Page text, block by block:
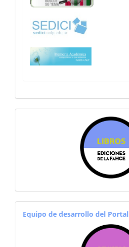
equiporevistas
Equipo de desarrollo del Portal